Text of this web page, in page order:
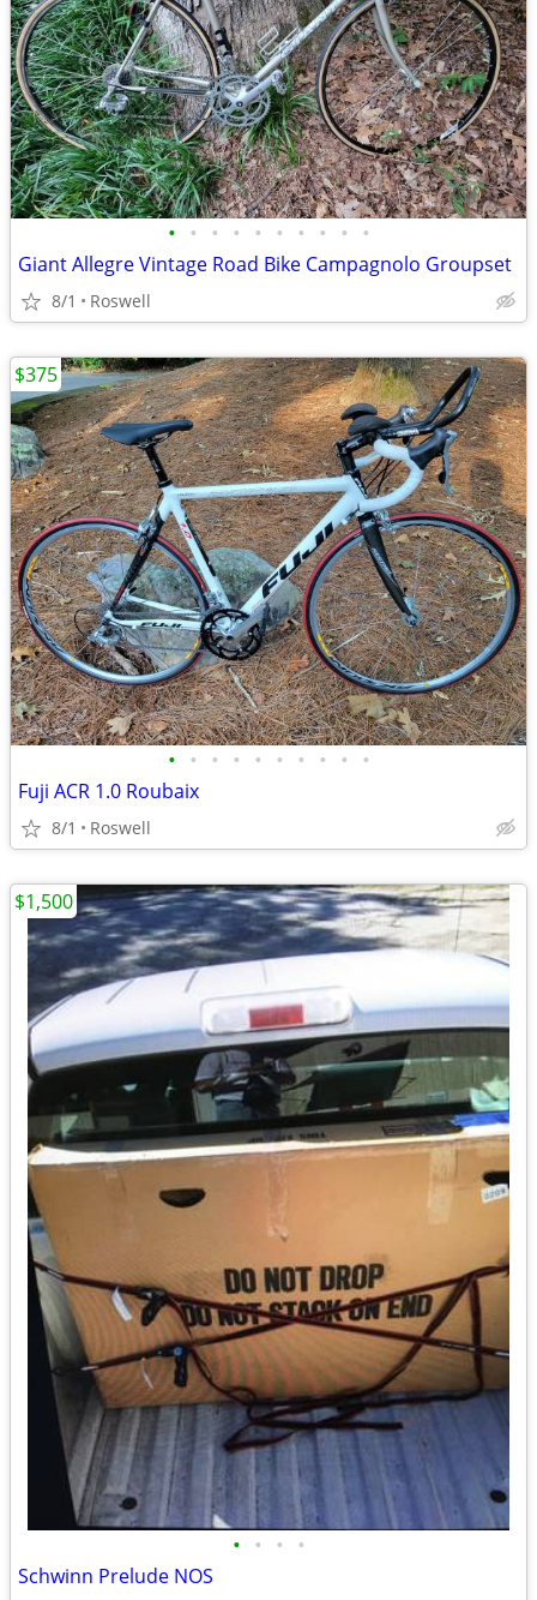
• • • • • • • • • •
Giant Allegre Vintage Road Bike Campagnolo Groupset
8/1 Roswell
• • • • • • • • • •
Fuji ACR 1.0 Roubaix
8/1 Roswell
$375
• • • •
Schwinn Prelude NOS
$1,500